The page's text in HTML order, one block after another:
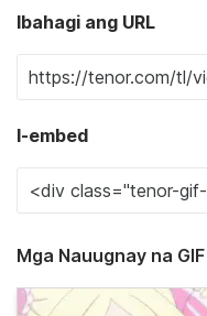
Ibahagi ang URL
I-embed
Mga Nauugnay na GIF